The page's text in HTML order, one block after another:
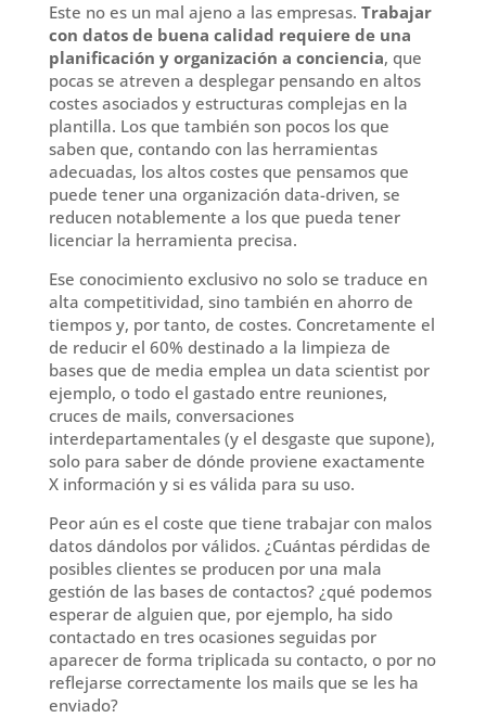
Este no es un mal ajeno a las empresas. Trabajar
con datos de buena calidad requiere de una
planificación y organización a conciencia, que
pocas se atreven a desplegar pensando en altos
costes asociados y estructuras complejas en la
plantilla. Los que también son pocos los que
saben que, contando con las herramientas
adecuadas, los altos costes que pensamos que
puede tener una organización data-driven, se
reducen notablemente a los que pueda tener
licenciar la herramienta precisa.
Ese conocimiento exclusivo no solo se traduce en
alta competitividad, sino también en ahorro de
tiempos y, por tanto, de costes. Concretamente el
de reducir el 60% destinado a la limpieza de
bases que de media emplea un data scientist por
ejemplo, o todo el gastado entre reuniones,
cruces de mails, conversaciones
interdepartamentales (y el desgaste que supone),
solo para saber de dónde proviene exactamente
X información y si es válida para su uso.
Peor aún es el coste que tiene trabajar con malos
datos dándolos por válidos. ¿Cuántas pérdidas de
posibles clientes se producen por una mala
gestión de las bases de contactos? ¿qué podemos
esperar de alguien que, por ejemplo, ha sido
contactado en tres ocasiones seguidas por
aparecer de forma triplicada su contacto, o por no
reflejarse correctamente los mails que se les ha
enviado?